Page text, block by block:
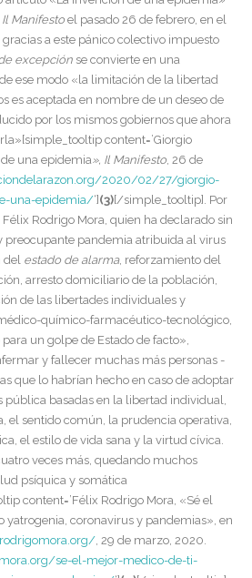
Il Manifesto el pasado 26 de febrero, en el
a este pánico colectivo impuesto
excepción se convierte en una
ese modo «la limitación de la libertad
es aceptada en nombre de un deseo de
por los mismos gobiernos que ahora
content=’Giorgio
una epidemia», Il Manifesto, 26 de
2020/02/27/giorgio-
una-epidemia/‘] (3)[/simple_tooltip]. Por
Rodrigo Mora, quien ha declarado sin
preocupante pandemia atribuida al virus
del estado de alarma, reforzamiento del
arresto domiciliario de la población,
de las libertades individuales y
químico-farmacéutico-tecnológico,
un golpe de Estado de facto»,
y fallecer muchas más personas -
que lo habrían hecho en caso de adoptar
pública basadas en la libertad individual,
el sentido común, la prudencia operativa,
el estilo de vida sana y la virtud cívica.
veces más, quedando muchos
psíquica y somática
content=’Félix Rodrigo Mora, «Sé el
yatrogenia, coronavirus y pandemias», en
, 29 de marzo, 2020.
se-el-mejor-medico-de-ti-